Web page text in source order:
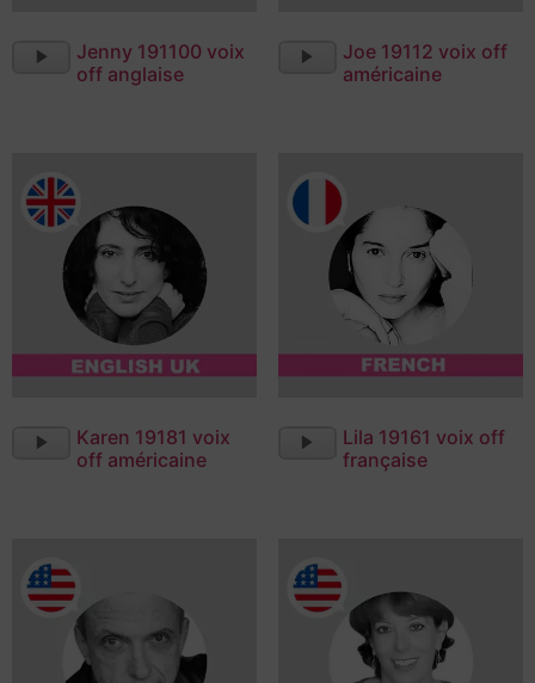
LecteurJenny 191100 voix
off anglaise
LecteurJoe 19112 voix off
américaine
LecteurKaren 19181 voix
off américaine
LecteurLila 19161 voix off
française